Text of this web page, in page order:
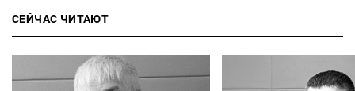
СЕЙЧАС ЧИТАЮТ